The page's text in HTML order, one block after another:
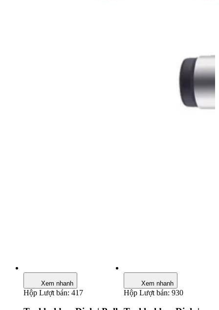
Xem nhanh
Hộp Lượt bán: 417
Xem nhanh
Hộp Lượt bán: 930